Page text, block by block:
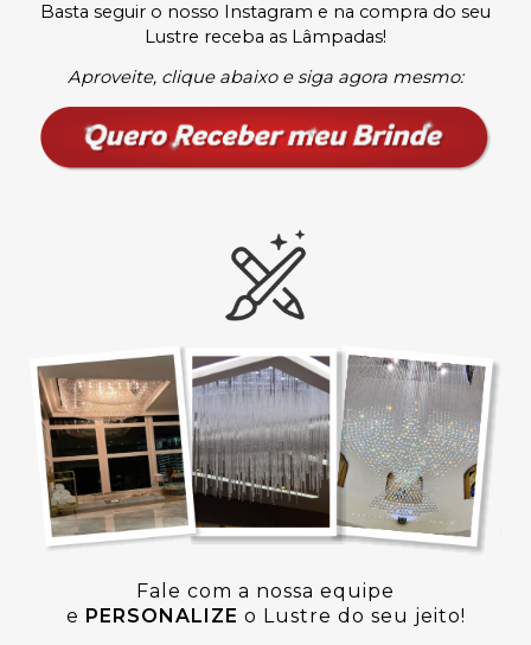
Basta seguir o nosso Instagram e na compra do seu
Lustre receba as Lâmpadas!
Aproveite, clique abaixo e siga agora mesmo:
Fale com a nossa equipe
e PERSONALIZE o Lustre do seu jeito!